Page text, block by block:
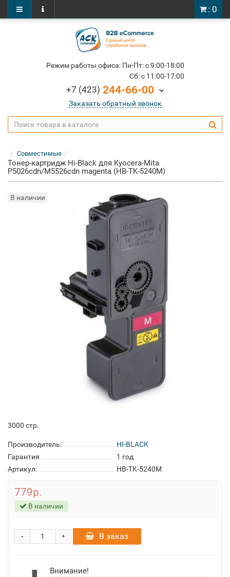
: 0
Режим работы офиса: Пн-Пт: c 9:00-18:00
Cб: c 11:00-17:00
+7 (423) 244-66-00
Заказать обратный звонок
Совместимые
Тонер-картридж Hi-Black для Kyocera-Mita
P5026cdn/M5526cdn magenta (HB-TK-5240M)
В наличии
3000 стр.
Производитель:
HI-BLACK
Гарантия
1 год
Артикул:
HB-TK-5240M
779р.
В наличии
+
- В заказ
Внимание!